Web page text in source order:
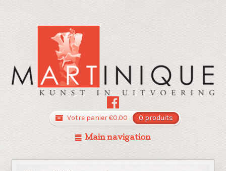
Votre panier€0.00 0 produits
Main navigation